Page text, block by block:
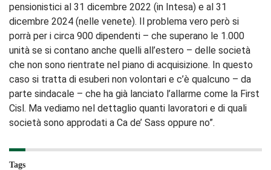
pensionistici al 31 dicembre 2022 (in Intesa) e al 31
dicembre 2024 (nelle venete). Il problema vero però si
porrà per i circa 900 dipendenti – che superano le 1.000
unità se si contano anche quelli all’estero – delle società
che non sono rientrate nel piano di acquisizione. In questo
caso si tratta di esuberi non volontari e c’è qualcuno – da
parte sindacale – che ha già lanciato l’allarme come la First
Cisl. Ma vediamo nel dettaglio quanti lavoratori e di quali
società sono approdati a Ca de’ Sass oppure no”.
Tags